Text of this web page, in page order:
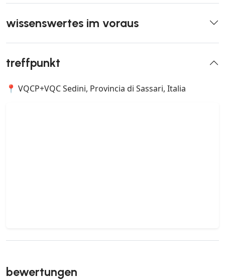
wissenswertes im voraus
treffpunkt
📍 VQCP+VQC Sedini, Provincia di Sassari, Italia
bewertungen